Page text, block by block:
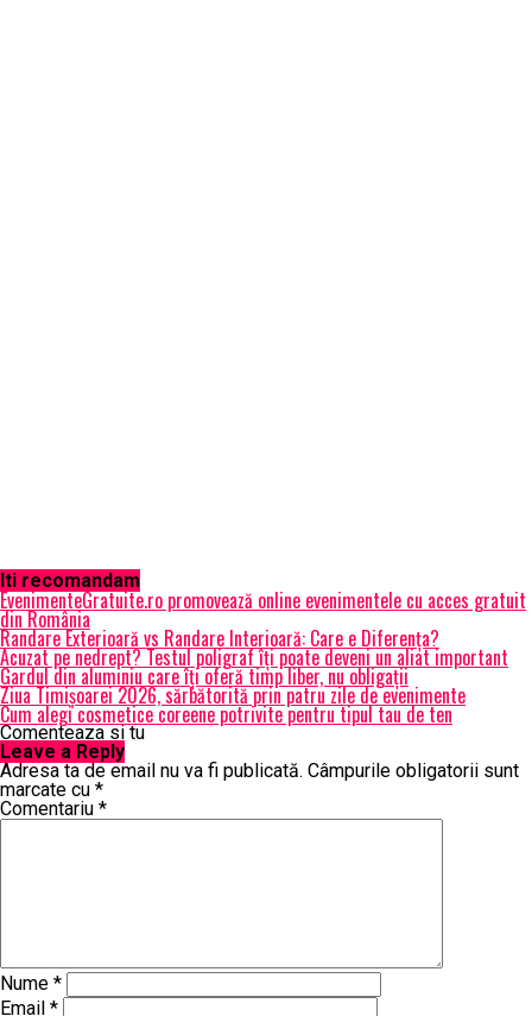
Iti recomandam
EvenimenteGratuite.ro promovează online evenimentele cu acces gratuit
din România
Randare Exterioară vs Randare Interioară: Care e Diferența?
Acuzat pe nedrept? Testul poligraf îţi poate deveni un aliat important
Gardul din aluminiu care îți oferă timp liber, nu obligații
Ziua Timișoarei 2026, sărbătorită prin patru zile de evenimente
Cum alegi cosmetice coreene potrivite pentru tipul tau de ten
Comenteaza si tu
Leave a Reply
Adresa ta de email nu va fi publicată. Câmpurile obligatorii sunt
marcate cu *
Comentariu *
Nume *
Email *